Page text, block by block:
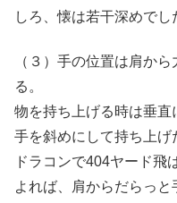
しろ、懐は若干深めでし
（３）手の位置は肩か
る。
物を持ち上げる時は垂直
手を斜めにして持ち上げ
ドラコンで404ヤード飛
よれば、肩からだらっ